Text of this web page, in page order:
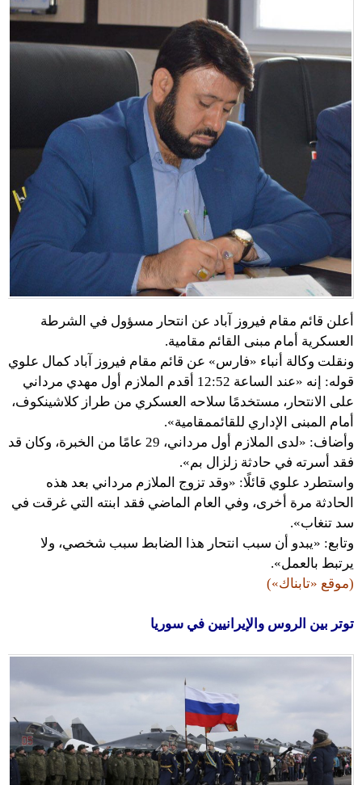
أعلن قائم مقام فيروز آباد عن انتحار مسؤول في الشرطة
العسكرية أمام مبنى القائم مقامية.
ونقلت وكالة أنباء «فارس» عن قائم مقام فيروز آباد كمال علوي
قوله: إنه «عند الساعة 12:52 أقدم الملازم أول مهدي مرداني
على الانتحار، مستخدمًا سلاحه العسكري من طراز كلاشينكوف،
أمام المبنى الإداري للقائممقامية».
وأضاف: «لدى الملازم أول مرداني، 29 عامًا من الخبرة، وكان قد
فقد أسرته في حادثة زلزال بم».
واستطرد علوي قائلًا: «وقد تزوج الملازم مرداني بعد هذه
الحادثة مرة أخرى، وفي العام الماضي فقد ابنته التي غرقت في
سد تنغاب».
وتابع: «يبدو أن سبب انتحار هذا الضابط سبب شخصي، ولا
يرتبط بالعمل».
(موقع «تابناك»)
توتر بين الروس والإيرانيين في سوريا